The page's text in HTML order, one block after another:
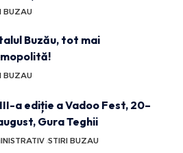
BUZAU
Buzău, tot mai
BUZAU
a ediție a Vadoo Fest, 20–
Gura Teghii
STIRI BUZAU